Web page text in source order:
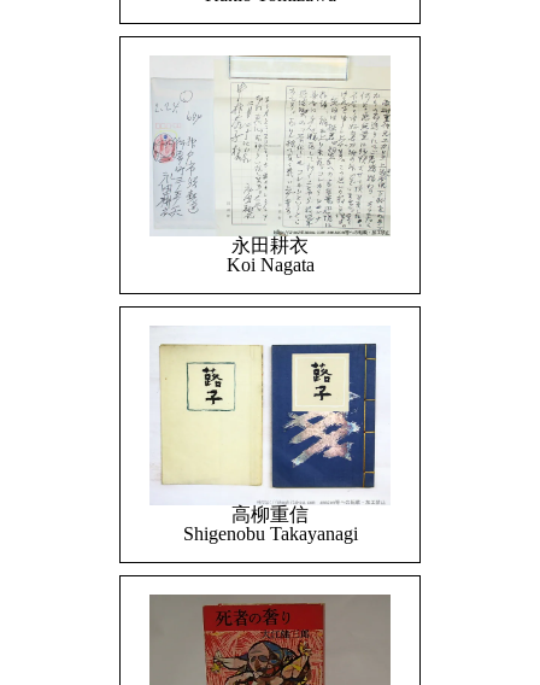
永田耕衣
Koi Nagata
高柳重信
Shigenobu Takayanagi